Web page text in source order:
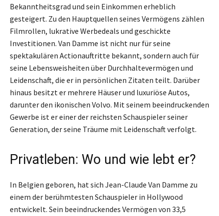
Bekanntheitsgrad und sein Einkommen erheblich
gesteigert. Zu den Hauptquellen seines Vermögens zählen
Filmrollen, lukrative Werbedeals und geschickte
Investitionen. Van Damme ist nicht nur für seine
spektakulären Actionauftritte bekannt, sondern auch für
seine Lebensweisheiten über Durchhaltevermögen und
Leidenschaft, die er in persönlichen Zitaten teilt. Darüber
hinaus besitzt er mehrere Häuser und luxuriöse Autos,
darunter den ikonischen Volvo. Mit seinem beeindruckenden
Gewerbe ist er einer der reichsten Schauspieler seiner
Generation, der seine Träume mit Leidenschaft verfolgt.
Privatleben: Wo und wie lebt er?
In Belgien geboren, hat sich Jean-Claude Van Damme zu
einem der berühmtesten Schauspieler in Hollywood
entwickelt. Sein beeindruckendes Vermögen von 33,5